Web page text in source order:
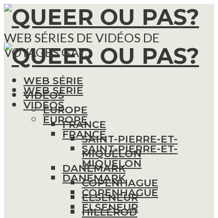
WEB SÉRIES DE VIDÉOS DE
VOYAGES GAY.
WEB SÉRIE
VIDÉOS
EUROPE
FRANCE
SAINT-PIERRE-ET-
MIQUELON
DANEMARK
COPENHAGUE
ELSENEUR
HILLEROD
WEB SÉRIE
VIDÉOS
EUROPE
FRANCE
SAINT-PIERRE-ET-
MIQUELON
DANEMARK
COPENHAGUE
ELSENEUR